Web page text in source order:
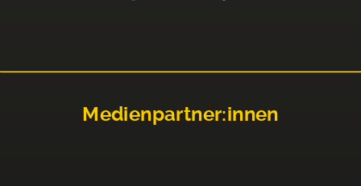
Medienpartner:innen